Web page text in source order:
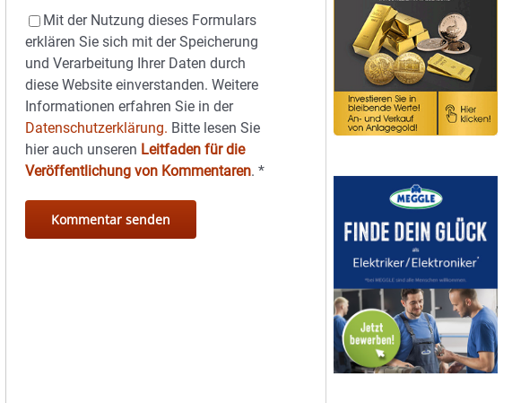
Mit der Nutzung dieses Formulars
erklären Sie sich mit der Speicherung
und Verarbeitung Ihrer Daten durch
diese Website einverstanden. Weitere
Informationen erfahren Sie in der
Datenschutzerklärung. Bitte lesen Sie
hier auch unseren Leitfaden für die
Veröffentlichung von Kommentaren.*